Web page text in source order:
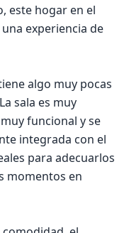
este hogar en el
experiencia de
algo muy pocas
sala es muy
funcional y se
integrada con el
para adecuarlos
momentos en